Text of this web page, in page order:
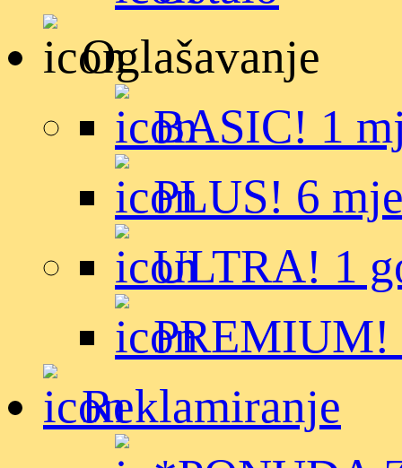
Oglašavanje
BASIC! 1
PLUS! 6
ULTRA! 1
Reklamiranje